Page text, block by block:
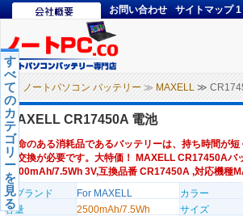
お問い合わせ サイトマップ 1
ノートパソコン バッテリー ≫ MAXELL ≫
す
べ
て
の
カ
テ
ゴ
リ
ー
を
見
る
MAXELL CR17450A 電池
寿命のある消耗品であるバッテリーは、持ち時間が
ー交換が必要です。大特価！ MAXELL CR17450Aバ
2500mAh/7.5Wh 3V,互換品番 CR17450A ,対応機種
のブランド
For MAXELL カラー
容量
2500mAh/7.5Wh サイズ